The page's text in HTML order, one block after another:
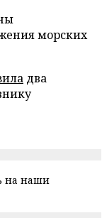
морских
два
на наши